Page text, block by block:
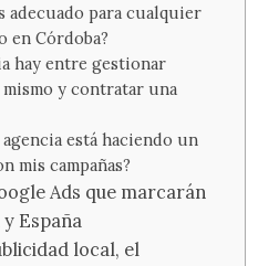
adecuado para cualquier
en Córdoba?
hay entre gestionar
y contratar una
agencia está haciendo un
mis campañas?
Ads que marcarán
España
local, el